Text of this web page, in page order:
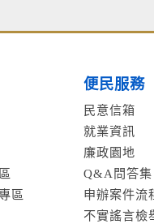
區
便民服務
民意信箱
就業資訊
廉政園地
Q&A問答集
申辦案件流
不實謠言檢